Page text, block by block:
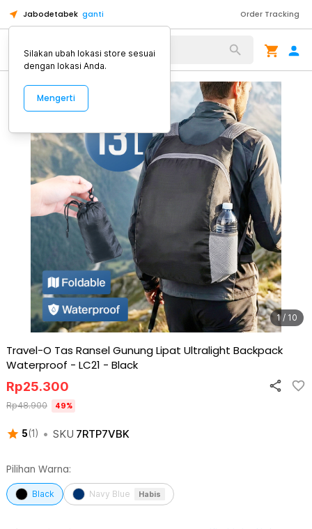
Jabodetabek ganti Order Tracking
Alat Kopi
1 / 10
Travel-O Tas Ransel Gunung Lipat Ultralight Backpack
Waterproof - LC21 - Black
5(1 ) • SKU 7RTP7VBK
Rp25.300
Rp48.900 49%
Pilihan Warna:
Black Navy Blue Habis
Silakan ubah lokasi store sesuai
dengan lokasi Anda.
Mengerti